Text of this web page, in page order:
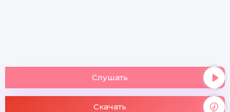
Слушать
Скачать